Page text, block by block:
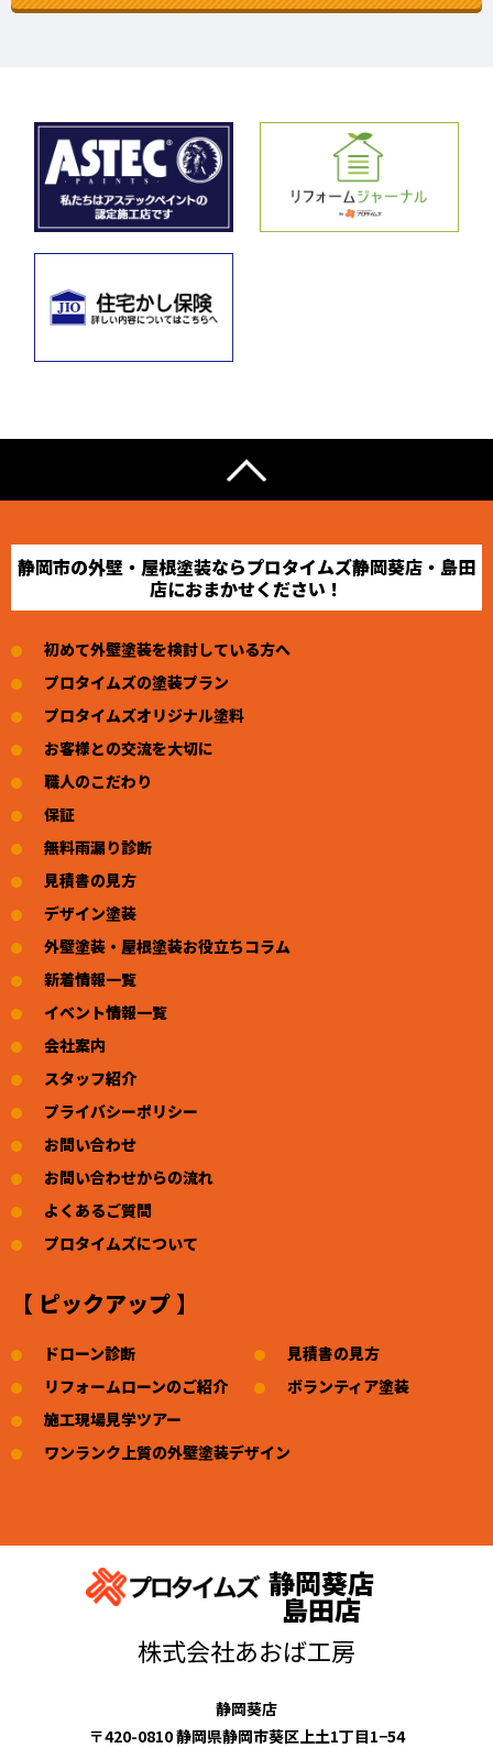
静岡市の外壁・屋根塗装ならプロタイムズ静岡葵店・島田
店におまかせください！
初めて外壁塗装を検討している方へ
プロタイムズの塗装プラン
プロタイムズオリジナル塗料
お客様との交流を大切に
職人のこだわり
保証
無料雨漏り診断
見積書の見方
デザイン塗装
外壁塗装・屋根塗装お役立ちコラム
新着情報一覧
イベント情報一覧
会社案内
スタッフ紹介
プライバシーポリシー
お問い合わせ
お問い合わせからの流れ
よくあるご質問
プロタイムズについて
【 ピックアップ 】
ドローン診断
リフォームローンのご紹介
見積書の見方
ボランティア塗装
施工現場見学ツアー
ワンランク上質の外壁塗装デザイン
静岡葵店
島田店
株式会社あおば工房
静岡葵店
〒420-0810 静岡県静岡市葵区上土1丁目1−54